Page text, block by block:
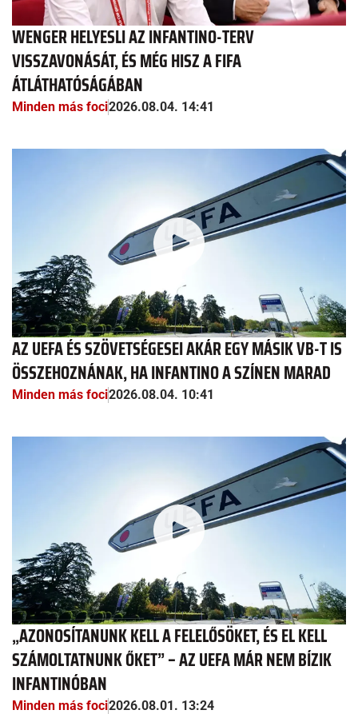
WENGER HELYESLI AZ INFANTINO-TERV
VISSZAVONÁSÁT, ÉS MÉG HISZ A FIFA
ÁTLÁTHATÓSÁGÁBAN
Minden más foci2026.08.04. 14:41
AZ UEFA ÉS SZÖVETSÉGESEI AKÁR EGY MÁSIK VB-T IS
ÖSSZEHOZNÁNAK, HA INFANTINO A SZÍNEN MARAD
Minden más foci2026.08.04. 10:41
„AZONOSÍTANUNK KELL A FELELŐSÖKET, ÉS EL KELL
SZÁMOLTATNUNK ŐKET” – AZ UEFA MÁR NEM BÍZIK
INFANTINÓBAN
Minden más foci2026.08.01. 13:24